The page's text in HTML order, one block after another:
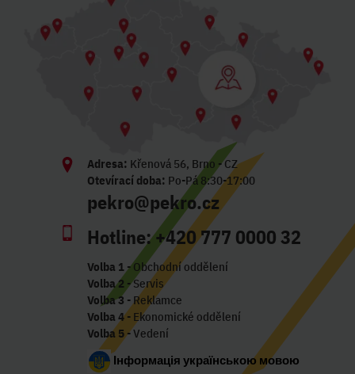
Adresa: Křenová 56, Brno - CZ
Otevírací doba: Po-Pá 8:30-17:00
pekro@pekro.cz
Hotline:+420 777 0000 32
Volba 1- Obchodní oddělení
Volba 2 - Servis
Volba 3 - Reklamce
Volba 4- Ekonomické oddělení
Volba 5- Vedení
Інформація українською мовою